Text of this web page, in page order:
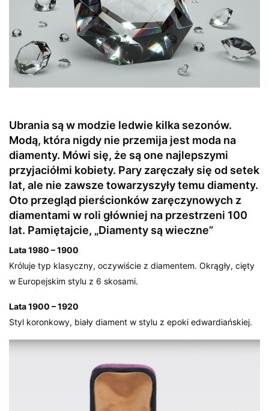
Ubrania są w modzie ledwie kilka sezonów.
Modą, która nigdy nie przemija jest moda na
diamenty. Mówi się, że są one najlepszymi
przyjaciółmi kobiety. Pary zaręczały się od setek
lat, ale nie zawsze towarzyszyły temu diamenty.
Oto przegląd pierścionków zaręczynowych z
diamentami w roli główniej na przestrzeni 100
lat. Pamiętajcie, „Diamenty są wieczne”
Lata 1980 – 1900
Króluje typ klasyczny, oczywiście z diamentem. Okrągły, cięty
w Europejskim stylu z 6 skosami.
Lata 1900 – 1920
Styl koronkowy, biały diament w stylu z epoki edwardiańskiej.